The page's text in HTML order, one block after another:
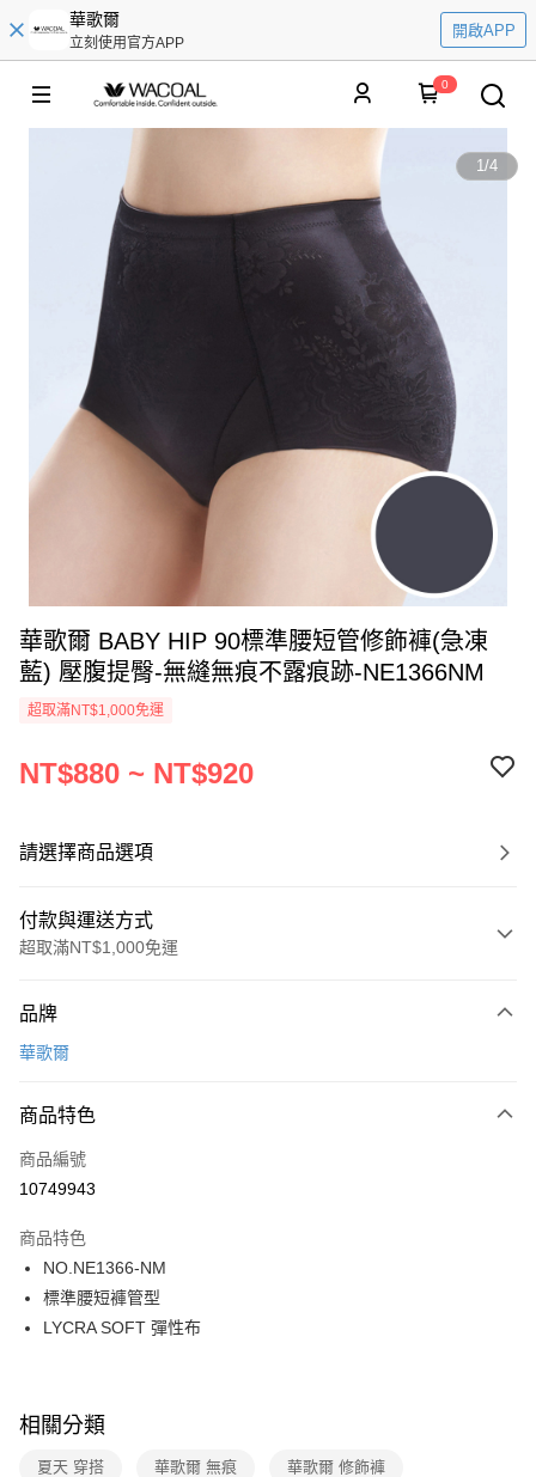
華歌爾
立刻使用官方APP
開啟APP
0
1/4
華歌爾 BABY HIP 90標準腰短管修飾褲(急凍
藍) 壓腹提臀-無縫無痕不露痕跡-NE1366NM
超取滿NT$1,000免運
NT$880 ~ NT$920
請選擇商品選項
付款與運送方式
超取滿NT$1,000免運
信用卡一次付款
LINE Pay
街口支付
運送方式
全家取貨付款
每筆NT$80，滿NT$1,000(含以上)免運費
每筆NT$80，滿NT$1,000(含以上)免運費
7-11取貨付款
品牌
華歌爾
商品特色
商品編號
10749943
商品特色
NO.NE1366-NM
標準腰短褲管型
LYCRA SOFT 彈性布
相關分類
夏天 穿搭 華歌爾 無痕 華歌爾 修飾褲